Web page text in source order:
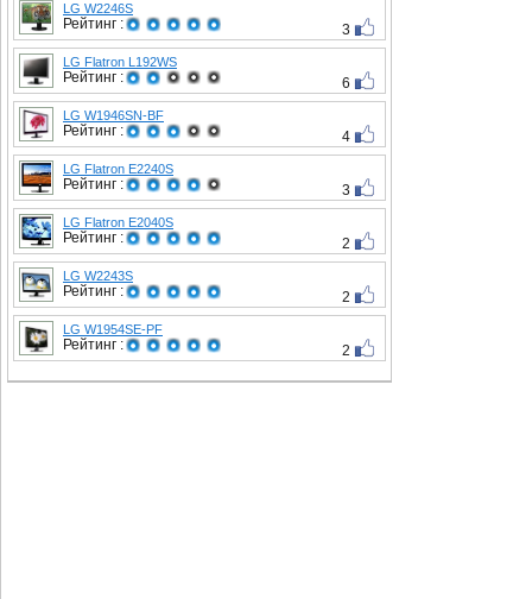
LG W2246S
Рейтинг : 3
LG Flatron L192WS
Рейтинг : 6
LG W1946SN-BF
Рейтинг : 4
LG Flatron E2240S
Рейтинг : 3
LG Flatron E2040S
Рейтинг : 2
LG W2243S
Рейтинг : 2
LG W1954SE-PF
Рейтинг : 2